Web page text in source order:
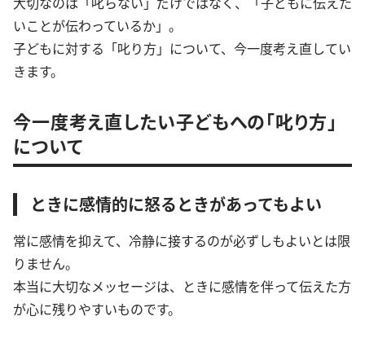
いことが伝わっているか」。
子どもに対する「叱り方」について、今一度考え直してい
きます。
今一度考え直したい子どもへの「叱り方」
について
ときに感情的に怒るときがあってもよい
常に感情を抑えて、冷静に接するのが必ずしもよいとは限
りません。
本当に大切なメッセージは、ときに感情を伴って伝えた方
が心に残りやすいものです。